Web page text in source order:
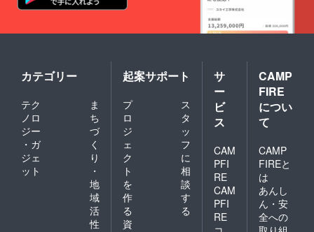
す。）
※写真は
イメー
す。
り組み
をお話
＆
ルド
ワーク
を受け
ること
ができ
ます。
また、
ニティ
ハウス
での宿
泊や、
北芝の
住民さ
んたち
とのご
カテゴリー
テク
ノロ
ジー
・ガ
ジェ
ット
ま
ち
づ
く
り
・
地
域
活
性
起案サポート
プ
ロ
ジ
ェ
ク
ト
を
作
る
ス
タ
ッ
フ
に
相
談
す
る
資
サ
ー
ビ
ス
CAM
PFI
RE
CAM
PFI
RE
CAMP
FIRE
につい
て
CAMP
FIREと
は
あんし
ん・安
全への